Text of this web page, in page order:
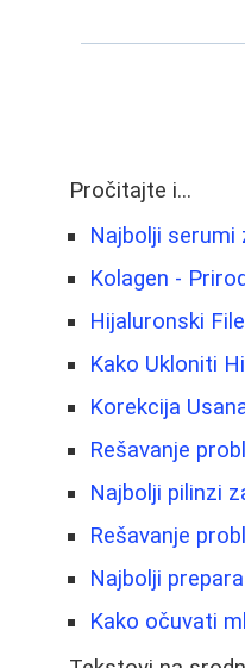
Pročitajte i...
Najbolji serumi
Kolagen -
Hijaluronski
Kako Ukloniti
Korekcija
Rešavanje
Najbolji pilinzi
Rešavanje
Najbolji
Kako očuvati